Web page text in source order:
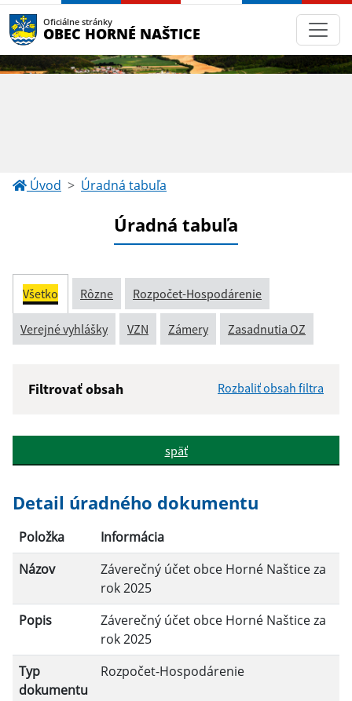
Oficiálne stránky
OBEC HORNÉ NAŠTICE
Úvod Úradná tabuľa
Úradná tabuľa
Všetko Rôzne Rozpočet-Hospodárenie
Verejné vyhlášky VZN Zámery Zasadnutia OZ
Filtrovať obsah Rozbaliť obsah filtra
Popis:
Dátum zverejnenia do:
Filtrovať
späť
Detail úradného dokumentu
Položka
Informácia
Názov
Záverečný účet obce Horné Naštice za
rok 2025
Popis
Záverečný účet obce Horné Naštice za
rok 2025
Typ
dokumentu
Rozpočet-Hospodárenie